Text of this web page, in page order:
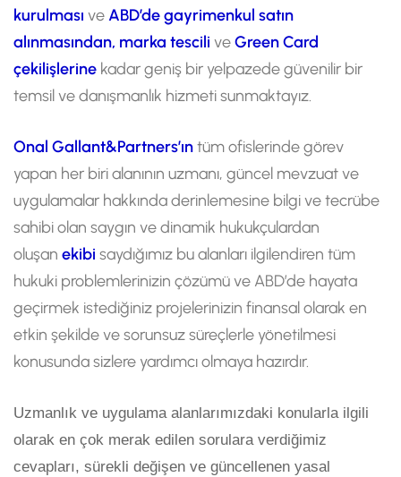
kurulması veABD’de gayrimenkul satın
alınmasından, marka tescili veGreen Card
çekilişlerine kadar geniş bir yelpazede güvenilir bir
temsil ve danışmanlık hizmeti sunmaktayız.
Onal Gallant&Partners’ıntüm ofislerinde görev
yapan her biri alanının uzmanı, güncel mevzuat ve
uygulamalar hakkında derinlemesine bilgi ve tecrübe
sahibi olan saygın ve dinamik hukukçulardan
oluşan ekibi saydığımız bu alanları ilgilendiren tüm
hukuki problemlerinizin çözümü ve ABD’de hayata
geçirmek istediğiniz projelerinizin finansal olarak en
etkin şekilde ve sorunsuz süreçlerle yönetilmesi
konusunda sizlere yardımcı olmaya hazırdır.
Uzmanlık ve uygulama alanlarımızdaki konularla ilgili
olarak en çok merak edilen sorulara verdiğimiz
cevapları, sürekli değişen ve güncellenen yasal